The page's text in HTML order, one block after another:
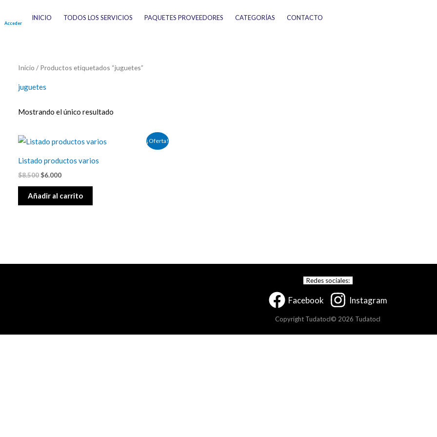
Acceder
INICIO TODOS LOS SERVICIOS PAQUETES PROVEEDORES CATEGORÍAS CONTACTO
Inicio / Productos etiquetados “juguetes”
juguetes
Mostrando el único resultado
¡Oferta!
Listado productos varios
$8.500
El
precio
era:
$8.500.
$6.000
El
precio
es:
$6.000.
Añadir al carrito
Redes sociales:
Facebook Instagram
Copyright Tudatocl© 2026 Tudatocl